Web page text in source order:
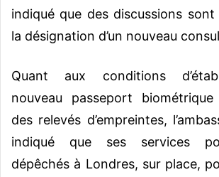
indiqué que des discussions
la désignation d’un nouveau
Quant aux conditions
nouveau passeport
des relevés d’empreintes,
indiqué que ses services
dépêchés à Londres, sur place,